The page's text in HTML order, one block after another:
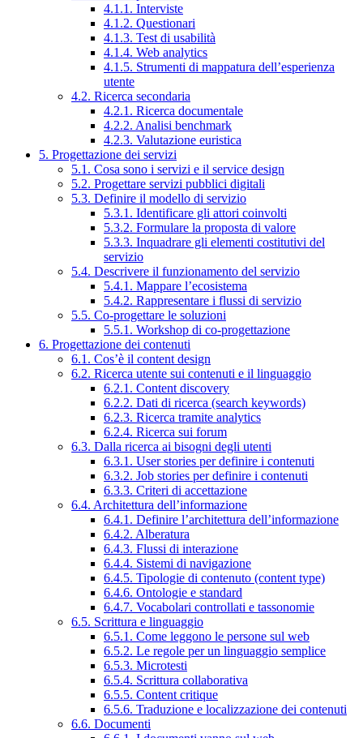
4.1.1. Interviste
4.1.2. Questionari
4.1.3. Test di usabilità
4.1.4. Web analytics
4.1.5. Strumenti di mappatura dell’esperienza
utente
4.2. Ricerca secondaria
4.2.1. Ricerca documentale
4.2.2. Analisi benchmark
4.2.3. Valutazione euristica
5. Progettazione dei servizi
5.1. Cosa sono i servizi e il service design
5.2. Progettare servizi pubblici digitali
5.3. Definire il modello di servizio
5.3.1. Identificare gli attori coinvolti
5.3.2. Formulare la proposta di valore
5.3.3. Inquadrare gli elementi costitutivi del
servizio
5.4. Descrivere il funzionamento del servizio
5.4.1. Mappare l’ecosistema
5.4.2. Rappresentare i flussi di servizio
5.5. Co-progettare le soluzioni
5.5.1. Workshop di co-progettazione
6. Progettazione dei contenuti
6.1. Cos’è il content design
6.2. Ricerca utente sui contenuti e il linguaggio
6.2.1. Content discovery
6.2.2. Dati di ricerca (search keywords)
6.2.3. Ricerca tramite analytics
6.2.4. Ricerca sui forum
6.3. Dalla ricerca ai bisogni degli utenti
6.3.1. User stories per definire i contenuti
6.3.2. Job stories per definire i contenuti
6.3.3. Criteri di accettazione
6.4. Architettura dell’informazione
6.4.1. Definire l’architettura dell’informazione
6.4.2. Alberatura
6.4.3. Flussi di interazione
6.4.4. Sistemi di navigazione
6.4.5. Tipologie di contenuto (content type)
6.4.6. Ontologie e standard
6.4.7. Vocabolari controllati e tassonomie
6.5. Scrittura e linguaggio
6.5.1. Come leggono le persone sul web
6.5.2. Le regole per un linguaggio semplice
6.5.3. Microtesti
6.5.4. Scrittura collaborativa
6.5.5. Content critique
6.5.6. Traduzione e localizzazione dei contenuti
6.6. Documenti